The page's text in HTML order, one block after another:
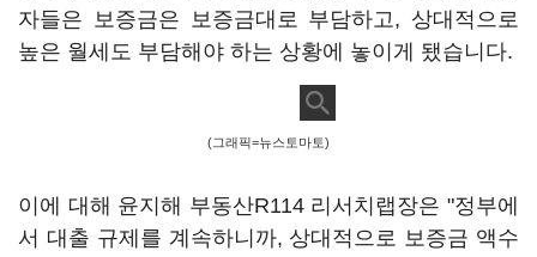
자들은 보증금은 보증금대로 부담하고, 상대적으로
높은 월세도 부담해야 하는 상황에 놓이게 됐습니다.
(그래픽=뉴스토마토)
이에 대해 윤지해 부동산R114 리서치랩장은 "정부에
서 대출 규제를 계속하니까, 상대적으로 보증금 액수